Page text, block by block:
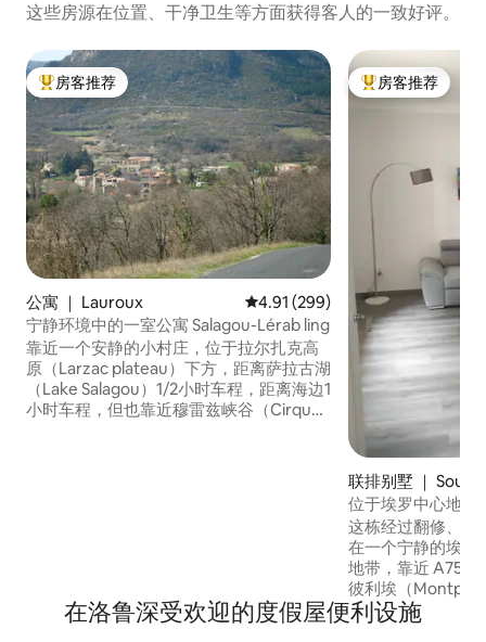
这些房源在位置、干净卫生等方面获得客人的一致好评。
热门「房客推荐」
房客推荐
公寓 ｜ Lauroux 平均评分 4.91 分（满分 5 分），
4.91 (299)
宁静环境中的一室公寓 Salagou-Lérab ling
靠近一个安静的小村庄，位于拉尔扎克高
原（Larzac plateau）下方，距离萨拉古湖
（Lake Salagou）1/2小时车程，距离海边1
小时车程，但也靠近穆雷兹峡谷（Cirque
热门「房客推荐」
房客推荐
联排别墅 ｜
位于埃罗中心地带
这栋经过翻修、布
在一个宁静的埃
地带，靠近 A75
彼利埃（
萨拉古湖（Lake
德塞尔（Saint
在洛鲁深受欢迎的度假屋便利设施